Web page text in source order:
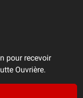
pour recevoir
Ouvrière.